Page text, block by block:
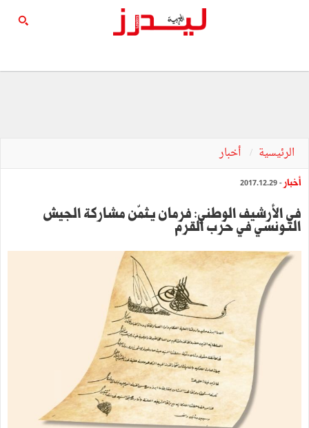
الرئيسية أخبار
أخبار - 2017.12.29
في الأرشيف الوطني: فرمان يثمّن مشاركة الجيش
التـونسي في حرب القرم